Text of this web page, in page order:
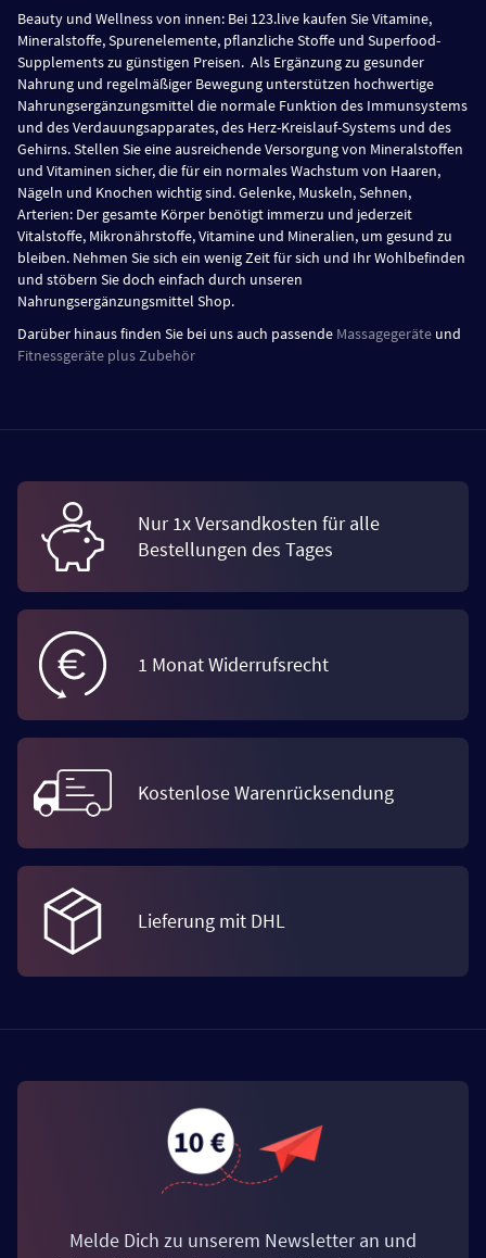
Beauty und Wellness von innen: Bei 123.live kaufen Sie Vitamine,
Mineralstoffe, Spurenelemente, pflanzliche Stoffe und Superfood-
Supplements zu günstigen Preisen. Als Ergänzung zu gesunder
Nahrung und regelmäßiger Bewegung unterstützen hochwertige
Nahrungsergänzungsmittel die normale Funktion des Immunsystems
und des Verdauungsapparates, des Herz-Kreislauf-Systems und des
Gehirns. Stellen Sie eine ausreichende Versorgung von Mineralstoffen
und Vitaminen sicher, die für ein normales Wachstum von Haaren,
Nägeln und Knochen wichtig sind. Gelenke, Muskeln, Sehnen,
Arterien: Der gesamte Körper benötigt immerzu und jederzeit
Vitalstoffe, Mikronährstoffe, Vitamine und Mineralien, um gesund zu
bleiben. Nehmen Sie sich ein wenig Zeit für sich und Ihr Wohlbefinden
und stöbern Sie doch einfach durch unseren
Nahrungsergänzungsmittel Shop.
Darüber hinaus finden Sie bei uns auch passende Massagegeräte und
Fitnessgeräte plus Zubehör
Nur 1x Versandkosten für alle
Bestellungen des Tages
1 Monat Widerrufsrecht
Kostenlose Warenrücksendung
Lieferung mit DHL
Melde Dich zu unserem Newsletter an und